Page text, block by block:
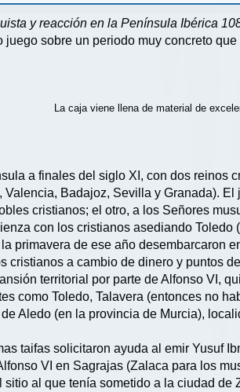
y reacción en la Península Ibérica
sobre un periodo muy concreto
La caja viene llena de material de
a finales del siglo XI, con dos reinos
Badajoz, Sevilla y Granada).
cristianos; el otro, a los Señores
con los cristianos asediando
primavera de ese año desembarcaron
cristianos a cambio de dinero y puntos
territorial por parte de Alfonso VI,
como Toledo, Talavera (entonces no
Aledo (en la provincia de Murcia),
taifas solicitaron ayuda al emir Yusuf
VI en Sagrajas (Zalaca para los
al que tenía sometido a la ciudad